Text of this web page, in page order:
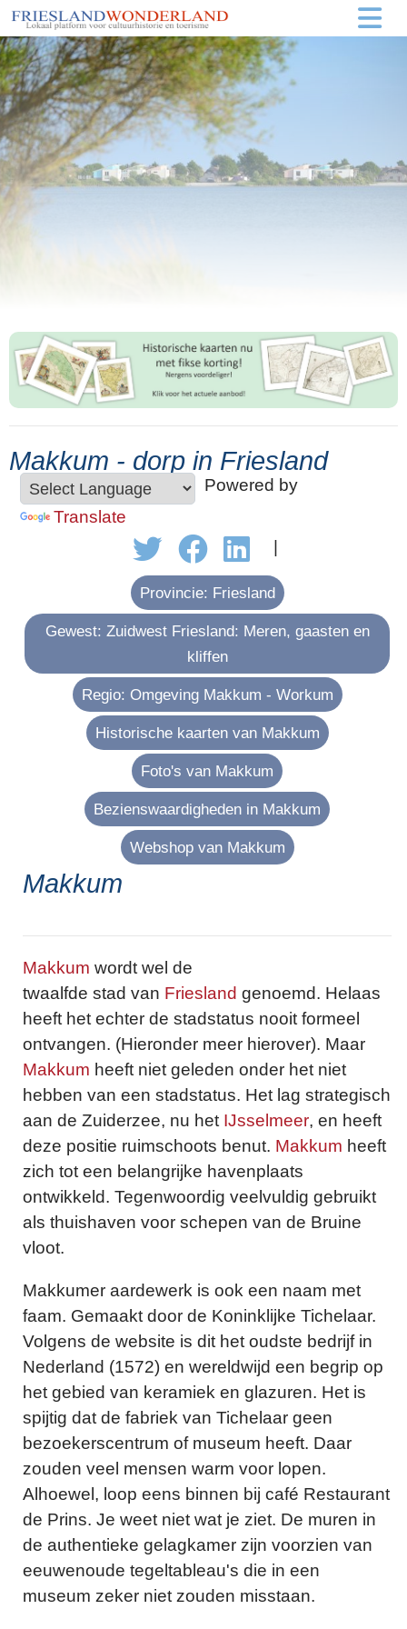
Makkum - dorp in Friesland
Powered by
Translate
Provincie: Friesland
Gewest: Zuidwest Friesland: Meren, gaasten en
kliffen
Regio: Omgeving Makkum - Workum
Historische kaarten van Makkum
Foto's van Makkum
Bezienswaardigheden in Makkum
Webshop van Makkum
Makkum
Makkum wordt wel de
twaalfde stad van Friesland genoemd. Helaas
heeft het echter de stadstatus nooit formeel
ontvangen. (Hieronder meer hierover). Maar
Makkum heeft niet geleden onder het niet
hebben van een stadstatus. Het lag strategisch
aan de Zuiderzee, nu het IJsselmeer, en heeft
deze positie ruimschoots benut. Makkum heeft
zich tot een belangrijke havenplaats
ontwikkeld. Tegenwoordig veelvuldig gebruikt
als thuishaven voor schepen van de Bruine
vloot.
Makkumer aardewerk is ook een naam met
faam. Gemaakt door de Koninklijke Tichelaar.
Volgens de website is dit het oudste bedrijf in
Nederland (1572) en wereldwijd een begrip op
het gebied van keramiek en glazuren. Het is
spijtig dat de fabriek van Tichelaar geen
bezoekerscentrum of museum heeft. Daar
zouden veel mensen warm voor lopen.
Alhoewel, loop eens binnen bij café Restaurant
de Prins. Je weet niet wat je ziet. De muren in
de authentieke gelagkamer zijn voorzien van
eeuwenoude tegeltableau's die in een
museum zeker niet zouden misstaan.